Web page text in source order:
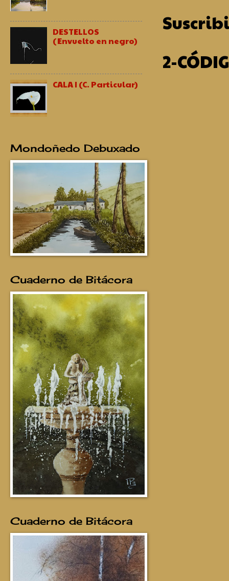
2-
DESTELLOS
(Envuelto en negro)
CALA I (C. Particular)
Mondoñedo Debuxado
Cuaderno de Bitácora
Cuaderno de Bitácora